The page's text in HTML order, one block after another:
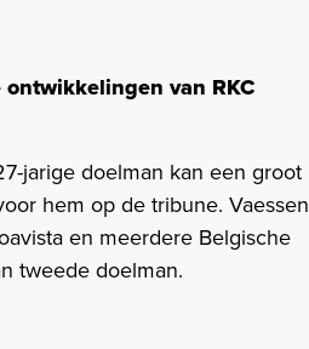
van RKC
jarige doelman kan een groot
hem op de tribune. Vaessen
en meerdere Belgische
tweede doelman.